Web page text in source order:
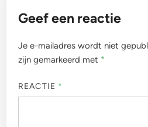
Geef een reactie
Je e-mailadres wordt niet
zijn gemarkeerd met *
REACTIE *